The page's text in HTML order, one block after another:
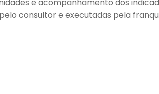
e acompanhamento dos
consultor e executadas pela